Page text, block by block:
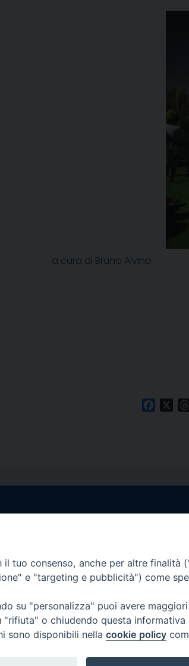
a cura di Bruno Alvino
0818714501
ed Orari Apertura Uffici:
Matrimoni:
e Mercoledì ore 09:30 – 12:30
tuo consenso, anche per altre finalità
e "targeting e pubblicità") come
su "personalizza" puoi avere
o chiudendo questa informativa
sono disponibili nella cookie policy